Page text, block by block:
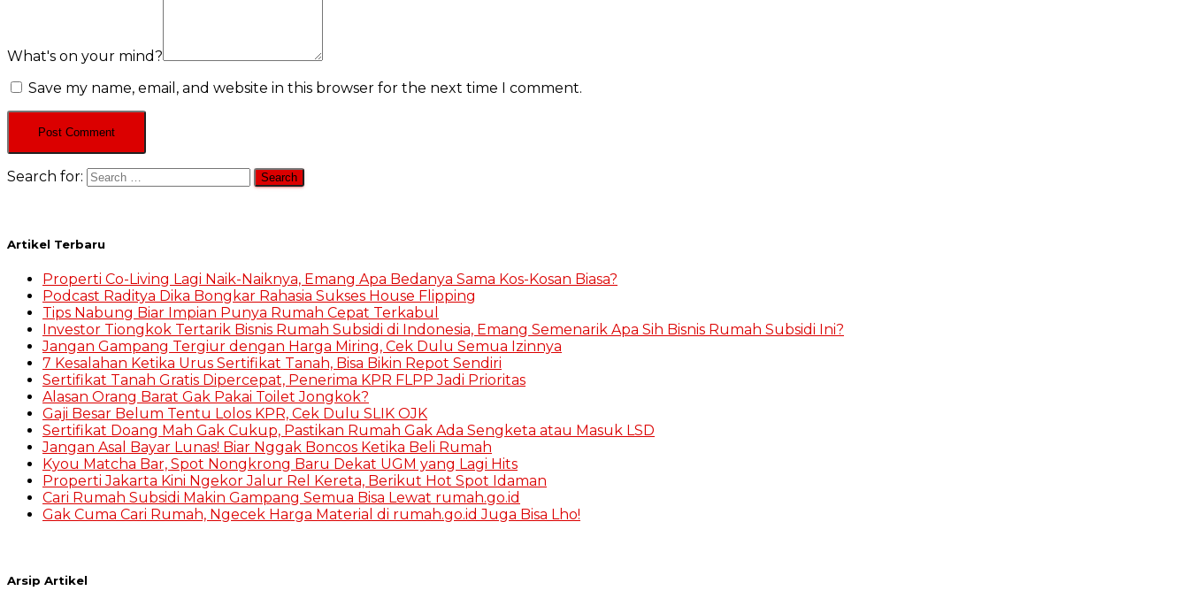
What's on your mind?
Save my name, email, and website in this browser for the next time I comment.
Search for:
Artikel Terbaru
Properti Co-Living Lagi Naik-Naiknya, Emang Apa Bedanya Sama Kos-Kosan Biasa?
Podcast Raditya Dika Bongkar Rahasia Sukses House Flipping
Tips Nabung Biar Impian Punya Rumah Cepat Terkabul
Investor Tiongkok Tertarik Bisnis Rumah Subsidi di Indonesia, Emang Semenarik Apa Sih Bisnis Rumah Subsidi Ini?
Jangan Gampang Tergiur dengan Harga Miring, Cek Dulu Semua Izinnya
7 Kesalahan Ketika Urus Sertifikat Tanah, Bisa Bikin Repot Sendiri
Sertifikat Tanah Gratis Dipercepat, Penerima KPR FLPP Jadi Prioritas
Alasan Orang Barat Gak Pakai Toilet Jongkok?
Gaji Besar Belum Tentu Lolos KPR, Cek Dulu SLIK OJK
Sertifikat Doang Mah Gak Cukup, Pastikan Rumah Gak Ada Sengketa atau Masuk LSD
Jangan Asal Bayar Lunas! Biar Nggak Boncos Ketika Beli Rumah
Kyou Matcha Bar, Spot Nongkrong Baru Dekat UGM yang Lagi Hits
Properti Jakarta Kini Ngekor Jalur Rel Kereta, Berikut Hot Spot Idaman
Cari Rumah Subsidi Makin Gampang Semua Bisa Lewat rumah.go.id
Gak Cuma Cari Rumah, Ngecek Harga Material di rumah.go.id Juga Bisa Lho!
Arsip Artikel